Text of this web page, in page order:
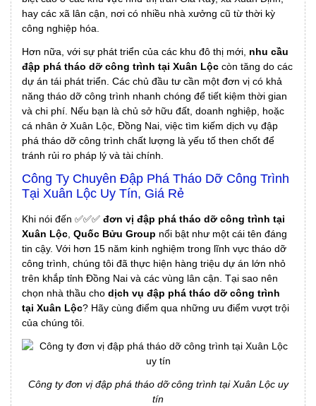
hay các xã lân cận, nơi có nhiều nhà xưởng cũ từ thời kỳ
công nghiệp hóa.
Hơn nữa, với sự phát triển của các khu đô thị mới, nhu cầu
đập phá tháo dỡ công trình tại Xuân Lộc còn tăng do các
dự án tái phát triển. Các chủ đầu tư cần một đơn vị có khả
năng tháo dỡ công trình nhanh chóng để tiết kiệm thời gian
và chi phí. Nếu bạn là chủ sở hữu đất, doanh nghiệp, hoặc
cá nhân ở Xuân Lộc, Đồng Nai, việc tìm kiếm dịch vụ đập
phá tháo dỡ công trình chất lượng là yếu tố then chốt để
tránh rủi ro pháp lý và tài chính.
Công Ty Chuyên Đập Phá Tháo Dỡ Công Trình
Tại Xuân Lộc Uy Tín, Giá Rẻ
Khi nói đến ✅✅✅ đơn vị đập phá tháo dỡ công trình tại
Xuân Lộc Quốc Bửu Group nổi bật như một cái tên đáng
tin cậy. Với hơn 15 năm kinh nghiệm trong lĩnh vực tháo dỡ
công trình, chúng tôi đã thực hiện hàng triệu dự án lớn nhỏ
trên khắp tỉnh Đồng Nai và các vùng lân cận. Tại sao nên
chọn nhà thầu cho dịch vụ đập phá tháo dỡ công trình
tại Xuân Lộc? Hãy cùng điểm qua những ưu điểm vượt trội
của chúng tôi.
Công ty đơn vị đập phá tháo dỡ công trình tại Xuân Lộc uy
tín